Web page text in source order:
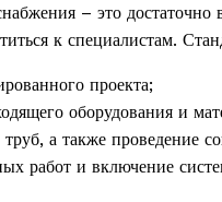
– это достаточно
к специалистам.
проекта;
оборудования и
а также проведение
работ и включение